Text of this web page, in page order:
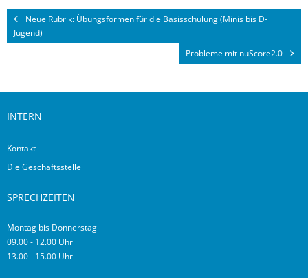
Neue Rubrik: Übungsformen für die Basisschulung (Minis bis D-
Jugend)
Probleme mit nuScore2.0
INTERN
Kontakt
Die Geschäftsstelle
SPRECHZEITEN
Montag bis Donnerstag
09.00 - 12.00 Uhr
13.00 - 15.00 Uhr